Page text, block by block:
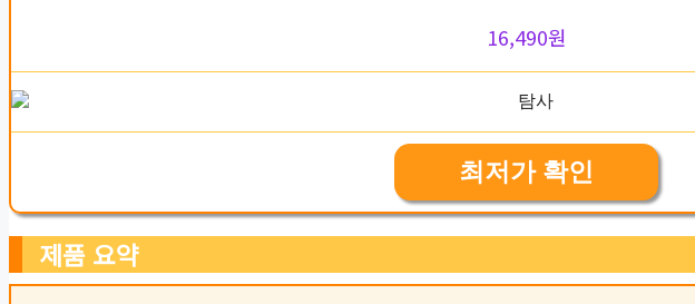
16,490원
최저가 확인
제품 요약